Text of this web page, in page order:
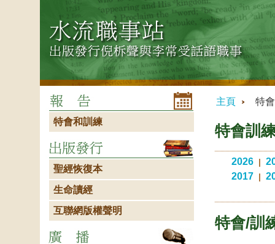
主頁 特
特會訓
2026 |
2017 |
特會/訓
特會和訓練
聖經恢復本
生命讀經
互聯網版權聲明